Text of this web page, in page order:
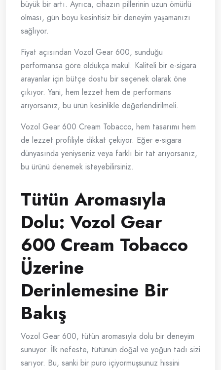
büyük bir artı. Ayrıca, cihazın pillerinin uzun ömürlü
olması, gün boyu kesintisiz bir deneyim yaşamanızı
sağlıyor.
Fiyat açısından Vozol Gear 600, sunduğu
performansa göre oldukça makul. Kaliteli bir e-sigara
arayanlar için bütçe dostu bir seçenek olarak öne
çıkıyor. Yani, hem lezzet hem de performans
arıyorsanız, bu ürün kesinlikle değerlendirilmeli.
Vozol Gear 600 Cream Tobacco, hem tasarımı hem
de lezzet profiliyle dikkat çekiyor. Eğer e-sigara
dünyasında yeniyseniz veya farklı bir tat arıyorsanız,
bu ürünü denemek isteyebilirsiniz.
Tütün Aromasıyla
Dolu: Vozol Gear
600 Cream Tobacco
Üzerine
Derinlemesine Bir
Bakış
Vozol Gear 600, tütün aromasıyla dolu bir deneyim
sunuyor. İlk nefeste, tütünün doğal ve yoğun tadı sizi
sarıyor. Bu, sanki bir puro içiyormuşsunuz hissini